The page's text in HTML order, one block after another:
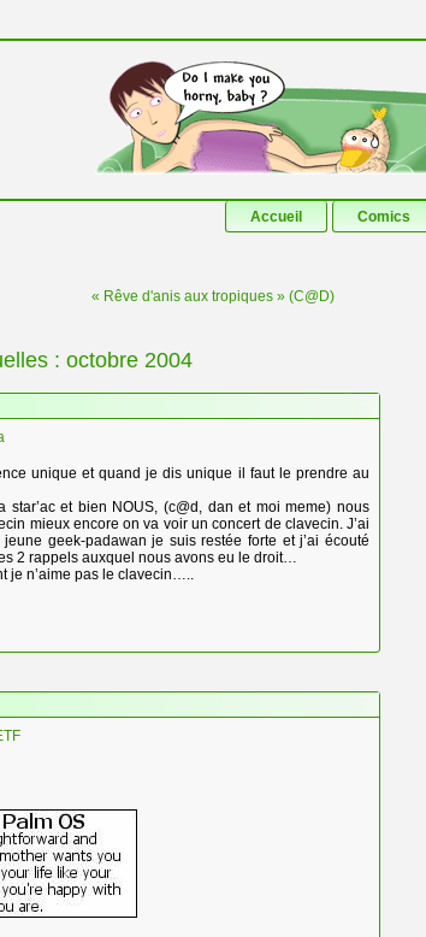
Aller au contenu principal
Aller au contenu secondaire
Accueil Comics
« Rêve d'anis aux tropiques » (C@D)
: octobre 2004
unique et quand je dis unique il faut le prendre au
star’ac et bien NOUS, (c@d, dan et moi meme) nous
mieux encore on va voir un concert de clavecin. J’ai
geek-padawan je suis restée forte et j’ai écouté
2 rappels auxquel nous avons eu le droit…
n’aime pas le clavecin…..